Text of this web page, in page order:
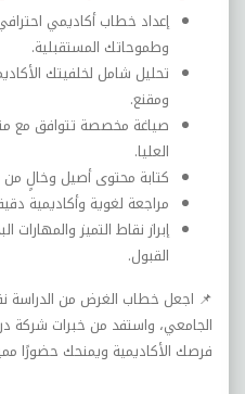
إعداد خطاب أكاديمي
وطموحاتك المستقبلية.
تحليل شامل لخلفيتك
ومقنع.
صياغة مخصصة تتوافق مع
العليا.
كتابة محتوى أصيل وخالٍ من
مراجعة لغوية وأكاديمية
إبراز نقاط التميز
القبول.
📌 اجعل خطاب الغرض من
الجامعي، واستفد من خبرات شركة
فرصك الأكاديمية ويمنحك حضورًا